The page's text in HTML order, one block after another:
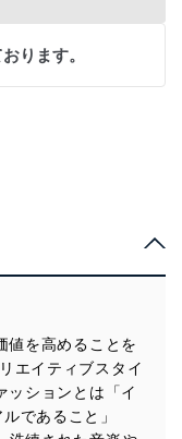
ります。
値を高めることを
エイティブスタイ
ッションとは「イ
であること」